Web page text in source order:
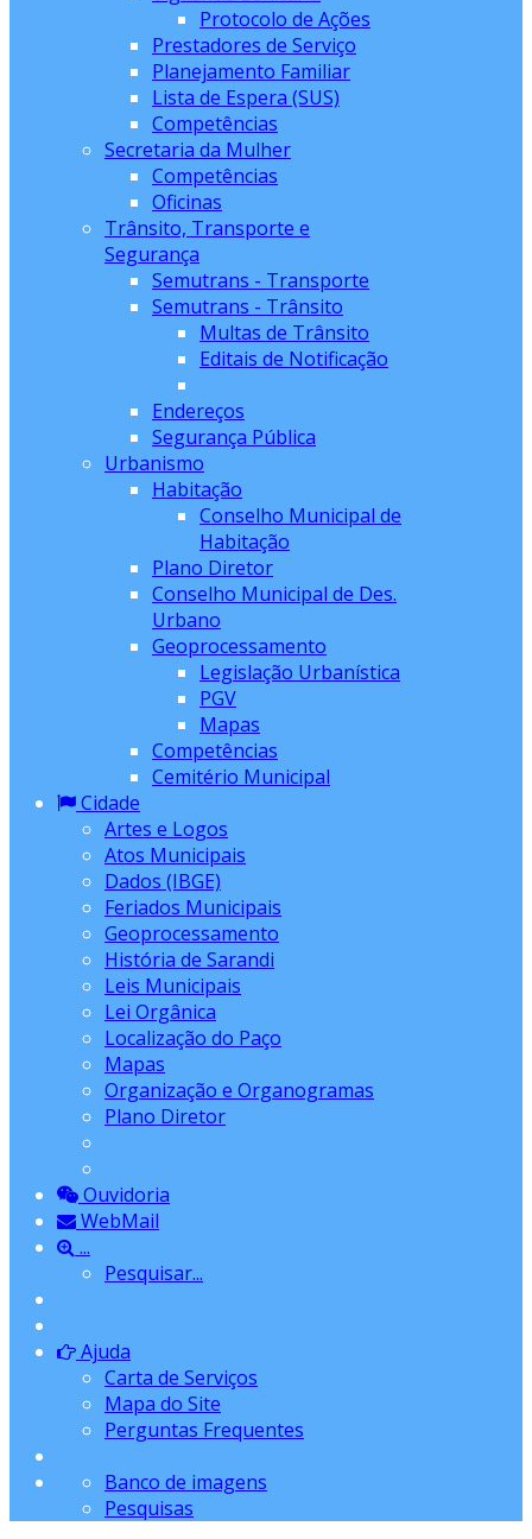
Protocolo de Ações
Prestadores de Serviço
Planejamento Familiar
Lista de Espera (SUS)
Competências
Secretaria da Mulher
Competências
Oficinas
Trânsito, Transporte e
Segurança
Semutrans - Transporte
Semutrans - Trânsito
Multas de Trânsito
Editais de Notificação
Endereços
Segurança Pública
Urbanismo
Habitação
Conselho Municipal de
Habitação
Plano Diretor
Conselho Municipal de Des.
Urbano
Geoprocessamento
Legislação Urbanística
PGV
Mapas
Competências
Cemitério Municipal
Cidade
Artes e Logos
Atos Municipais
Dados (IBGE)
Feriados Municipais
Geoprocessamento
História de Sarandi
Leis Municipais
Lei Orgânica
Localização do Paço
Mapas
Organização e Organogramas
Plano Diretor
Ouvidoria
WebMail
...
Pesquisar...
Ajuda
Carta de Serviços
Mapa do Site
Perguntas Frequentes
Banco de imagens
Pesquisas